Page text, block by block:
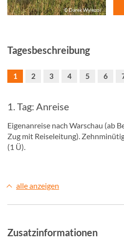
© Darek Wylezol
Tagesbeschreibung
1 2 3 4 5 6
1. Tag: Anreise
Eigenanreise nach Warschau (ab
Zug mit Reiseleitung).
(1 Ü).
alle anzeigen
Zusatzinformationen